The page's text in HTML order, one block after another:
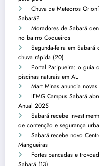
Chuva de Meteoros
Sabará?
Moradores de Sabará
no bairro Coqueiros
Segunda-feira em
chuva rápida (20)
Portal Paripueira: o guia
piscinas naturais em AL
Mart Minas anuncia
IFMG Campus Sabará
Anual 2025
Sabará recebe
de contenção e segurança
Sabará recebe novo
Mangueiras
Fortes pancadas e
Sabará (13)